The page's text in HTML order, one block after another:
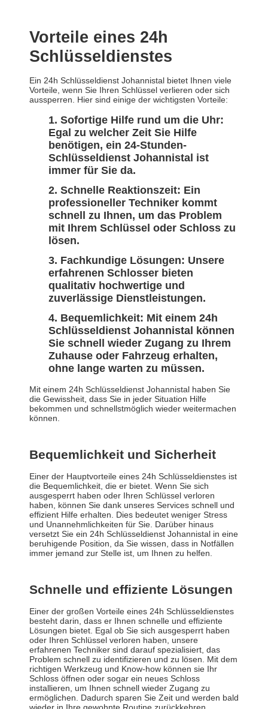
Vorteile eines 24h
Schlüsseldienstes
Ein 24h Schlüsseldienst Johannistal bietet Ihnen viele
Vorteile, wenn Sie Ihren Schlüssel verlieren oder sich
aussperren. Hier sind einige der wichtigsten Vorteile:
Sofortige Hilfe rund um die Uhr:
Egal zu welcher Zeit Sie Hilfe
benötigen, ein 24-Stunden-
Schlüsseldienst Johannistal ist
immer für Sie da.
Schnelle Reaktionszeit: Ein
professioneller Techniker kommt
schnell zu Ihnen, um das Problem
mit Ihrem Schlüssel oder Schloss zu
lösen.
Fachkundige Lösungen: Unsere
erfahrenen Schlosser bieten
qualitativ hochwertige und
zuverlässige Dienstleistungen.
Bequemlichkeit: Mit einem 24h
Schlüsseldienst Johannistal können
Sie schnell wieder Zugang zu Ihrem
Zuhause oder Fahrzeug erhalten,
ohne lange warten zu müssen.
Mit einem 24h Schlüsseldienst Johannistal haben Sie
die Gewissheit, dass Sie in jeder Situation Hilfe
bekommen und schnellstmöglich wieder weitermachen
können.
Bequemlichkeit und Sicherheit
Einer der Hauptvorteile eines 24h Schlüsseldienstes ist
die Bequemlichkeit, die er bietet. Wenn Sie sich
ausgesperrt haben oder Ihren Schlüssel verloren
haben, können Sie dank unseres Services schnell und
effizient Hilfe erhalten. Dies bedeutet weniger Stress
und Unannehmlichkeiten für Sie. Darüber hinaus
versetzt Sie ein 24h Schlüsseldienst Johannistal in eine
beruhigende Position, da Sie wissen, dass in Notfällen
immer jemand zur Stelle ist, um Ihnen zu helfen.
Schnelle und effiziente Lösungen
Einer der großen Vorteile eines 24h Schlüsseldienstes
besteht darin, dass er Ihnen schnelle und effiziente
Lösungen bietet. Egal ob Sie sich ausgesperrt haben
oder Ihren Schlüssel verloren haben, unsere
erfahrenen Techniker sind darauf spezialisiert, das
Problem schnell zu identifizieren und zu lösen. Mit dem
richtigen Werkzeug und Know-how können sie Ihr
Schloss öffnen oder sogar ein neues Schloss
installieren, um Ihnen schnell wieder Zugang zu
ermöglichen. Dadurch sparen Sie Zeit und werden bald